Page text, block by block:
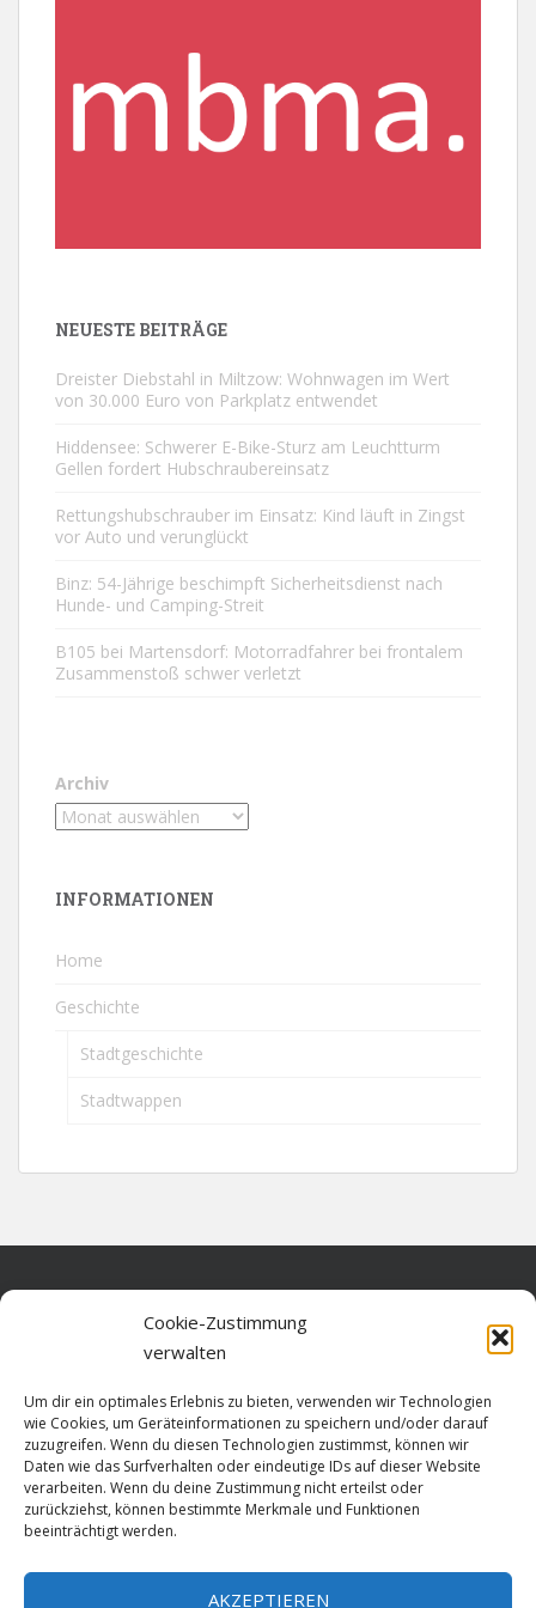
Cookie-Zustimmung
verwalten
Um dir ein optimales Erlebnis zu bieten, verwenden wir Technologien
wie Cookies, um Geräteinformationen zu speichern und/oder darauf
zuzugreifen. Wenn du diesen Technologien zustimmst, können wir
Daten wie das Surfverhalten oder eindeutige IDs auf dieser Website
verarbeiten. Wenn du deine Zustimmung nicht erteilst oder
zurückziehst, können bestimmte Merkmale und Funktionen
beeinträchtigt werden.
AKZEPTIEREN
NEUESTE BEITRÄGE
Dreister Diebstahl in Miltzow: Wohnwagen im Wert
von 30.000 Euro von Parkplatz entwendet
Hiddensee: Schwerer E-Bike-Sturz am Leuchtturm
Gellen fordert Hubschraubereinsatz
Rettungshubschrauber im Einsatz: Kind läuft in Zingst
vor Auto und verunglückt
Binz: 54-Jährige beschimpft Sicherheitsdienst nach
Hunde- und Camping-Streit
B105 bei Martensdorf: Motorradfahrer bei frontalem
Zusammenstoß schwer verletzt
Archiv
INFORMATIONEN
Home
Geschichte
Stadtgeschichte
Stadtwappen
Datenschutz
Cookie-Richtlinie (EU)
Impressum